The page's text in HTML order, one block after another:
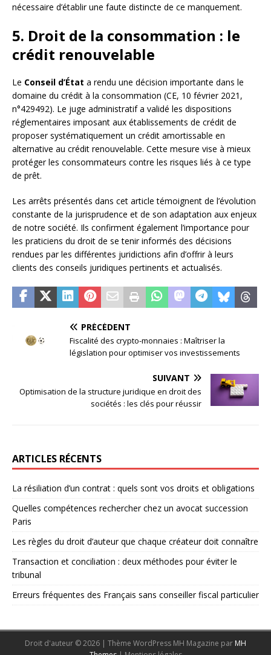
nécessaire d’établir une faute distincte de ce manquement.
5. Droit de la consommation : le
crédit renouvelable
Le Conseil d’État a rendu une décision importante dans le
domaine du crédit à la consommation (CE, 10 février 2021,
n°429492). Le juge administratif a validé les dispositions
réglementaires imposant aux établissements de crédit de
proposer systématiquement un crédit amortissable en
alternative au crédit renouvelable. Cette mesure vise à mieux
protéger les consommateurs contre les risques liés à ce type
de prêt.
Les arrêts présentés dans cet article témoignent de l’évolution
constante de la jurisprudence et de son adaptation aux enjeux
de notre société. Ils confirment également l’importance pour
les praticiens du droit de se tenir informés des décisions
rendues par les différentes juridictions afin d’offrir à leurs
clients des conseils juridiques pertinents et actualisés.
PRÉCÉDENT
Fiscalité des crypto-monnaies : Maîtriser la
législation pour optimiser vos investissements
SUIVANT
Optimisation de la structure juridique en droit des
sociétés : les clés pour réussir
ARTICLES RÉCENTS
La résiliation d’un contrat : quels sont vos droits et obligations
Quelles compétences rechercher chez un avocat succession
Paris
Les règles du droit d’auteur que chaque créateur doit connaître
Transaction et conciliation : deux méthodes pour éviter le
tribunal
Erreurs fréquentes des Français sans conseiller fiscal particulier
Droit d'auteur © 2026 | Thème WordPress MH Magazine par MH